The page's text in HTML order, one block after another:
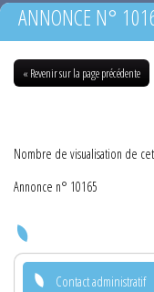
ANNONCE N°
« Revenir sur la page précédente
Nombre de visualisation de
Annonce n° 10165
Contact administratif